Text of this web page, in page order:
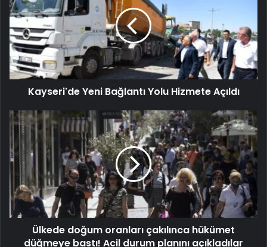
Kayseri'de Yeni Bağlantı Yolu Hizmete Açıldı
Ülkede doğum oranları çakılınca hükümet
düğmeye bastı! Acil durum planını açıkladılar